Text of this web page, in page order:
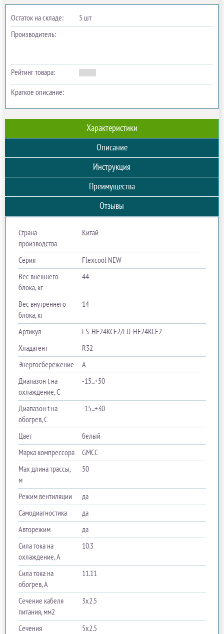
Остаток на складе:
5 шт
Производитель:
Рейтинг товара:
Краткое описание:
Характеристики
Описание
Инструкция
Преимущества
Отзывы
Страна
производства
Китай
Серия
Flexcool NEW
Вес внешнего
блока, кг
44
Вес внутреннего
блока, кг
14
Артикул
LS-HE24KCE2/LU-HE24KCE2
Хладагент
R32
Энергосбережение
A
Диапазон t на
охлаждение, С
-15...+50
Диапазон t на
обогрев, С
-15...+30
Цвет
белый
Марка компрессора
GMCC
Max длина трассы,
м
50
Режим вентиляции
да
Самодиагностика
да
Авторежим
да
Сила тока на
охлаждение, А
10.3
Сила тока на
обогрев, А
11.11
Сечение кабеля
питания, мм2
3x2.5
Сечения
5x2.5